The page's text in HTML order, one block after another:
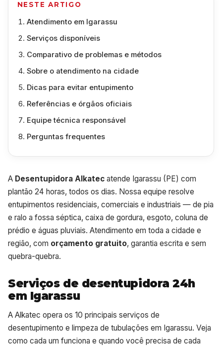
NESTE ARTIGO
Atendimento em Igarassu
Serviços disponíveis
Comparativo de problemas e métodos
Sobre o atendimento na cidade
Dicas para evitar entupimento
Referências e órgãos oficiais
Equipe técnica responsável
Perguntas frequentes
A Desentupidora Alkatec atende Igarassu (PE) com
plantão 24 horas, todos os dias. Nossa equipe resolve
entupimentos residenciais, comerciais e industriais — de pia
e ralo a fossa séptica, caixa de gordura, esgoto, coluna de
prédio e águas pluviais. Atendimento em toda a cidade e
região, com orçamento gratuito, garantia escrita e sem
quebra-quebra.
Serviços de desentupidora 24h
em Igarassu
A Alkatec opera os 10 principais serviços de
desentupimento e limpeza de tubulações em Igarassu. Veja
como cada um funciona e quando você precisa de cada